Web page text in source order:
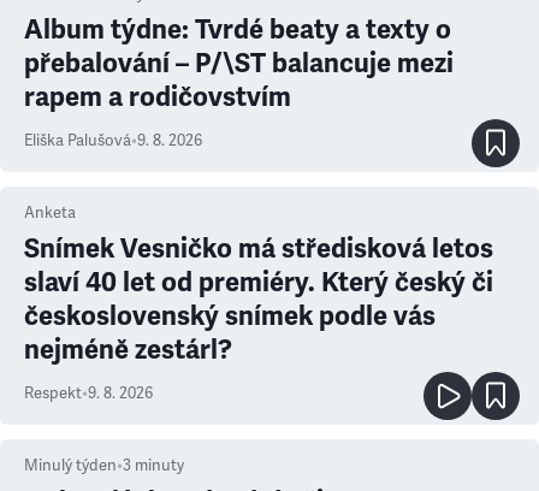
Album týdne: Tvrdé beaty a texty o
přebalování – P/\ST balancuje mezi
rapem a rodičovstvím
Eliška Palušová•9. 8. 2026
Anketa
Snímek Vesničko má středisková letos
slaví 40 let od premiéry. Který český či
československý snímek podle vás
nejméně zestárl?
Respekt•9. 8. 2026
Minulý týden•3 minuty